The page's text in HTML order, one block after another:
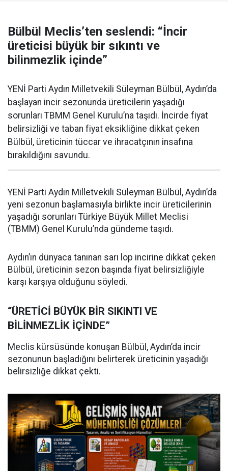
Bülbül Meclis’ten seslendi: “İncir
üreticisi büyük bir sıkıntı ve
bilinmezlik içinde”
YENİ Parti Aydın Milletvekili Süleyman Bülbül, Aydın’da
başlayan incir sezonunda üreticilerin yaşadığı
sorunları TBMM Genel Kurulu’na taşıdı. İncirde fiyat
belirsizliği ve taban fiyat eksikliğine dikkat çeken
Bülbül, üreticinin tüccar ve ihracatçının insafına
bırakıldığını savundu.
YENİ Parti Aydın Milletvekili Süleyman Bülbül, Aydın’da
yeni sezonun başlamasıyla birlikte incir üreticilerinin
yaşadığı sorunları Türkiye Büyük Millet Meclisi
(TBMM) Genel Kurulu’nda gündeme taşıdı.
Aydın’ın dünyaca tanınan sarı lop incirine dikkat çeken
Bülbül, üreticinin sezon başında fiyat belirsizliğiyle
karşı karşıya olduğunu söyledi.
“ÜRETİCİ BÜYÜK BİR SIKINTI VE
BİLİNMEZLİK İÇİNDE”
Meclis kürsüsünde konuşan Bülbül, Aydın’da incir
sezonunun başladığını belirterek üreticinin yaşadığı
belirsizliğe dikkat çekti.